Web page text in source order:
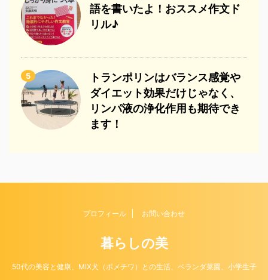
語を書いたよ！おススメ作文ド
リル♪
5
トランポリンはバランス感覚や
ダイエット効果だけじゃなく、
リンパ液の浄化作用も期待でき
ます！
プロフィール お問い合わせ
暮らしの美
50代の美容と健康、MIX犬（ポメチワ）との生活、ベランダ菜園、小学生子